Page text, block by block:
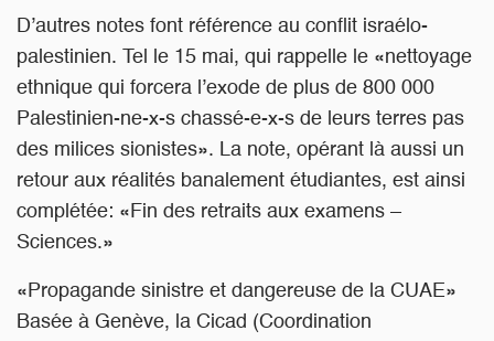
D’autres notes font référence au conflit israélo-
palestinien. Tel le 15 mai, qui rappelle le «nettoyage
ethnique qui forcera l’exode de plus de 800 000
Palestinien-ne-x-s chassé-e-x-s de leurs terres pas
des milices sionistes». La note, opérant là aussi un
retour aux réalités banalement étudiantes, est ainsi
complétée: «Fin des retraits aux examens –
Sciences.»
«Propagande sinistre et dangereuse de la CUAE»
Basée à Genève, la Cicad (Coordination